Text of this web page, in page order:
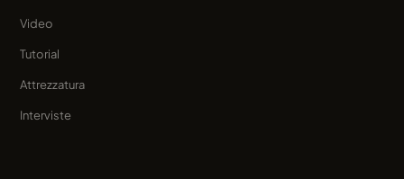
Video
Tutorial
Attrezzatura
Interviste